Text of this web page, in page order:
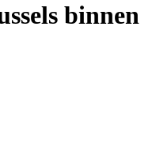
binnen